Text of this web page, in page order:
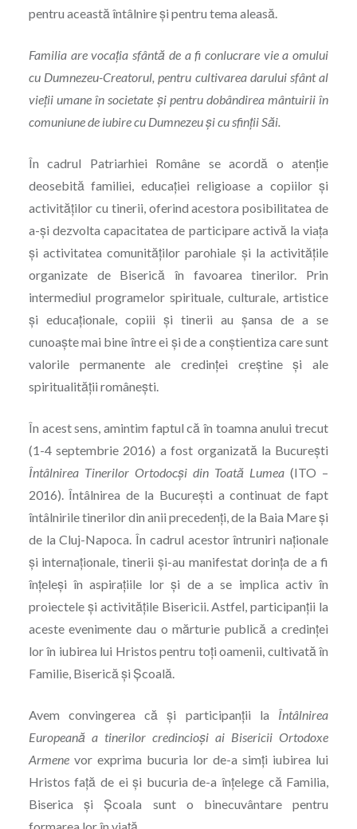
pentru această întâlnire şi pentru tema aleasă.
Familia are vocaţia sfântă de a fi conlucrare vie a omului
cu Dumnezeu-Creatorul, pentru cultivarea darului sfânt al
vieţii umane în societate şi pentru dobândirea mântuirii în
comuniune de iubire cu Dumnezeuși cu sfinții Săi.
În cadrul Patriarhiei Române se acordă o atenție
deosebită familiei, educației religioase a copiilor și
activităților cu tinerii, oferind acestora posibilitatea de
a-şi dezvolta capacitatea de participare activă la viaţa
şi activitatea comunităților parohiale şi la activitățile
organizate de Biserică în favoarea tinerilor. Prin
intermediul programelor spirituale, culturale, artistice
şi educaționale, copiii și tinerii au şansa de a se
cunoaşte mai bine între ei și de a conștientiza care sunt
valorile permanente ale credinţei creştine şi ale
spiritualităţii româneşti.
În acest sens, amintim faptul că în toamna anului trecut
(1-4 septembrie 2016) a fost organizată la Bucureşti
Întâlnirea Tinerilor Ortodocși din Toată Lumea (ITO –
2016). Întâlnirea de la Bucureşti a continuat de fapt
întâlnirile tinerilor din anii precedenți, de la Baia Mare și
de la Cluj-Napoca. În cadrul acestor întruniri naţionale
şi internaţionale, tinerii și-au manifestat dorința de a fi
înțeleși în aspirațiile lor și de a se implica activ în
proiectele și activitățile Bisericii. Astfel, participanții la
aceste evenimente dau o mărturie publică a credinței
lor în iubirea lui Hristos pentru toţi oamenii, cultivată în
Familie, Biserică și Școală.
Avem convingerea că şi participanții la Întâlnirea
Europeană a tinerilor credincioși ai Bisericii Ortodoxe
Armenevor exprima bucuria lor de-a simţi iubirea lui
Hristos faţă de ei şi bucuria de-a înţelege că Familia,
Biserica şi Şcoala sunt o binecuvântare pentru